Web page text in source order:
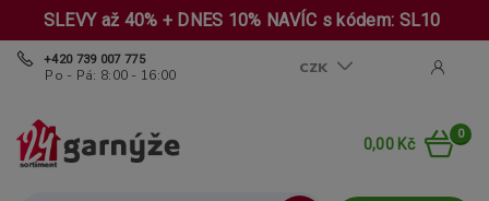
SLEVY až 40% + DNES 10% NAVÍC s kódem: SL10
CZK
+420 739 007 775
Po - Pá: 8:00 - 16:00
0
0,00 Kč